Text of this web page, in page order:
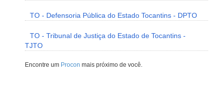
TO - Defensoria Pública do Estado Tocantins - DPTO
TO - Tribunal de Justiça do Estado de Tocantins -
TJTO
Encontre um Procon mais próximo de você.